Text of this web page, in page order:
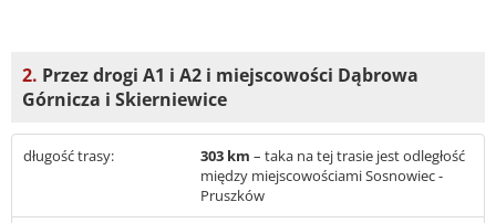
2. Przez drogi A1 i A2 i miejscowości Dąbrowa
Górnicza i Skierniewice
długość trasy: 303 km – taka na tej trasie jest odległość
między miejscowościami Sosnowiec -
Pruszków